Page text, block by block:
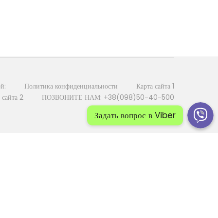
Политика конфиденциальности
Карта сайта 1
сайта 2
ПОЗВОНИТЕ НАМ: +38(098)50-40-500
Задать вопрос в Viber